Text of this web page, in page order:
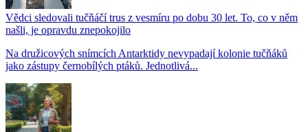
Vědci sledovali tučňáčí trus z vesmíru po dobu 30 let. To, co v něm
našli, je opravdu znepokojilo
Na družicových snímcích Antarktidy nevypadají kolonie tučňáků
jako zástupy černobílých ptáků. Jednotlivá...